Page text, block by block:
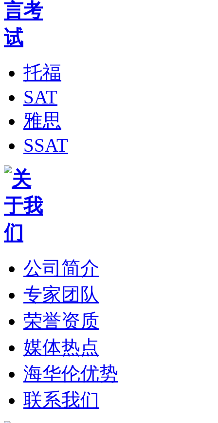
托福
SAT
雅思
SSAT
公司简介
专家团队
荣誉资质
媒体热点
海华伦优势
联系我们